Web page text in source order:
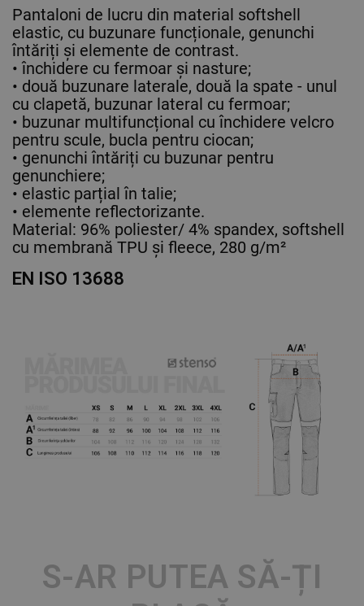
Pantaloni de lucru din material softshell
elastic, cu buzunare funcționale, genunchi
întăriți și elemente de contrast.
• închidere cu fermoar și nasture;
• două buzunare laterale, două la spate - unul
cu clapetă, buzunar lateral cu fermoar;
• buzunar multifuncțional cu închidere velcro
pentru scule, bucla pentru ciocan;
• genunchi întăriți cu buzunar pentru
genunchiere;
• elastic parțial în talie;
• elemente reflectorizante.
Material: 96% poliester/ 4% spandex, softshell
cu membrană TPU și fleece, 280 g/m²
EN ISO 13688
S-AR PUTEA SĂ-ȚI